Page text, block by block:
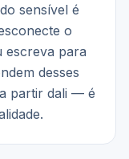
sensível é
o
escreva para
desses
partir dali — é